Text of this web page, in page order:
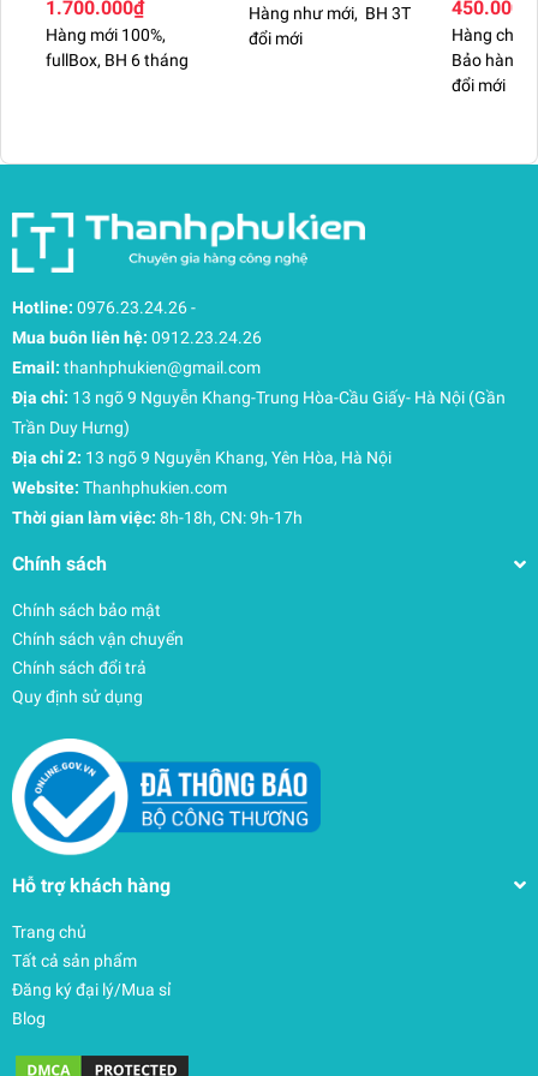
một chiếc bàn phím nếu bạn muốn sử dụng dưới
dạng Laptop, hoặc trở thành một tấm bảo vệ màn
1.700.000₫
Hàng mới 100%,
fullBox, BH 6 tháng
Hàng như mới, BH 3T
đổi mới
450.000₫
Hàng
Bảo hành
đổi mới
Hotline: 0976.23.24.26-
Mua buôn liên hệ: 0912.23.24.26
Email: thanhphukien@gmail.com
Địa chỉ: 13 ngõ 9 Nguyễn Khang-Trung Hòa-Cầu Giấy- Hà Nội (Gần
Trần Duy Hưng)
Địa chỉ 2: 13 ngõ 9 Nguyễn Khang, Yên Hòa, Hà Nội
Website: Thanhphukien.com
Thời gian làm việc: 8h-18h, CN: 9h-17h
Chính sách
Chính sách bảo mật
Chính sách vận chuyển
Chính sách đổi trả
Quy định sử dụng
Hỗ trợ khách hàng
Trang chủ
Tất cả sản phẩm
Đăng ký đại lý/Mua sỉ
Blog
(Like new) Bàn phím Surface Pro 8/Pro 9/Pro